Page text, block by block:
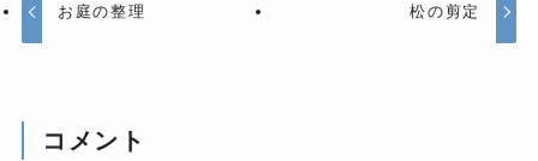
お庭の整理 松の剪定
コメント